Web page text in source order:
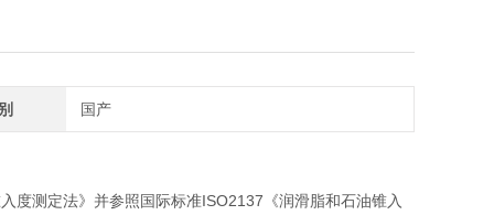
国产
度测定法》并参照国际标准ISO2137《润滑脂和石油锥入